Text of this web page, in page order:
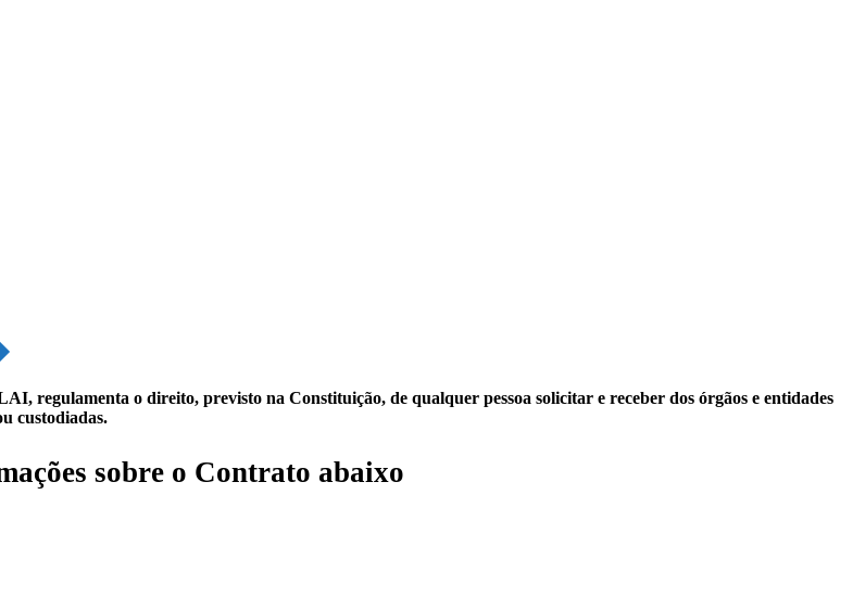
regulamenta o direito, previsto na Constituição, de qualquer pessoa solicitar e receber dos órgãos e entidades
custodiadas.
sobre o Contrato abaixo